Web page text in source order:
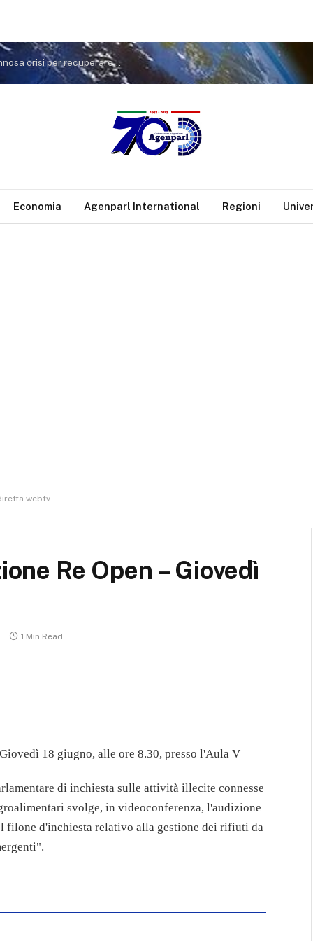
Spagna, Bonelli: “Meloni ha aperto un’inutile e dannosa crisi per recuperare consensi e riallacciare i rapporti con Trump
Economia Agenparl International Regioni
webtv
Re Open – Giovedì
1 Min Read
Giovedì 18 giugno, alle ore 8.30, presso l'Aula V
di inchiesta sulle attività illecite connesse
svolge, in videoconferenza, l'audizione
filone d'inchiesta relativo alla gestione dei rifiuti da